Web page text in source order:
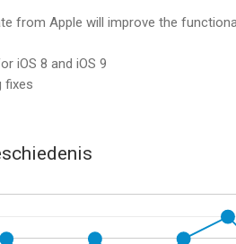
voor How Would You Feel If ... Fun
from Apple will improve the
iOS 8 and iOS 9
fixes